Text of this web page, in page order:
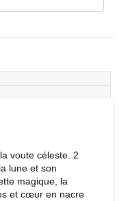
voute céleste. 2
lune et son
magique, la
et cœur en nacre